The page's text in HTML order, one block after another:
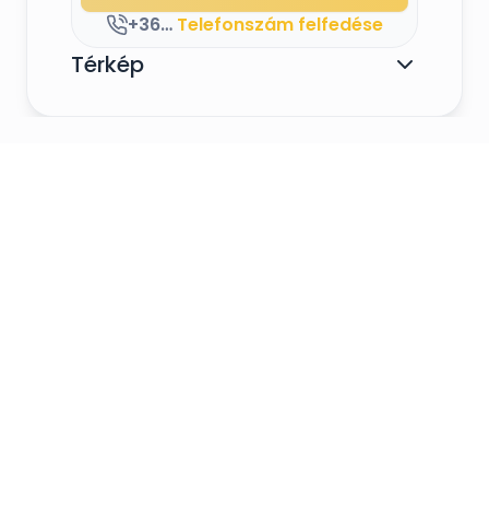
+36307495584 Telefonszám felfedése
Térkép